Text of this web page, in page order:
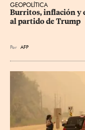
GEOPOLÍTICA
Burritos, inflación y
al partido de Trump
Por AFP